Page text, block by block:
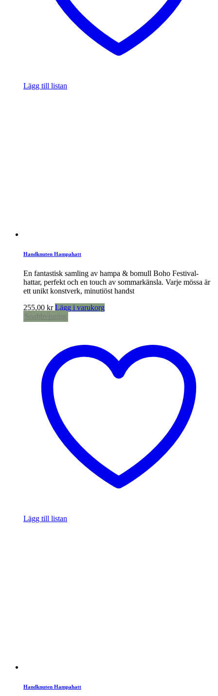
Lägg till listan
Handknuten Hampahatt
En fantastisk samling av hampa & bomull Boho Festival-
hattar, perfekt och en touch av sommarkänsla. Varje mössa är
ett unikt konstverk, minutiöst handst
255,00 kr Lägg i varukorg
Snabbvisning
Lägg till listan
Handknuten Hampahatt